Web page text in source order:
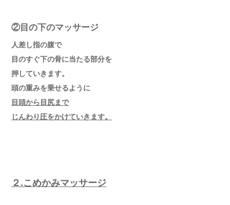
②目の下のマッサージ
人差し指の腹で
目のすぐ下の骨に当たる部分を
押していきます。
頭の重みを乗せるように
目頭から目尻まで
じんわり圧をかけていきます。
２.こめかみマッサージ